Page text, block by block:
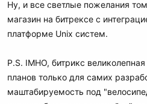
Ну, и все светлые пожелания
магазин на битрексе с
платформе Unix систем.
P.S. IMHO, битрикс
планов только для самих
маштабируемость под